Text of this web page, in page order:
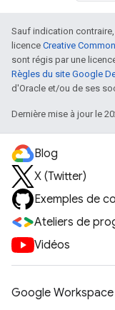
Sauf indication
licence Creative
sont régis par une
Règles du site Google
d'Oracle et/ou de ses
Dernière mise à jour le
Blog
X (Twitter)
Exemples de
Ateliers de
Vidéos
Google